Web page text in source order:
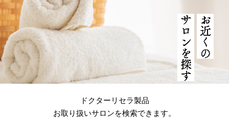
角質ケア｜ポレーシ
ョン
毛穴洗浄
毛穴洗浄＆リフトア
お近くの
サロンを探す
ドクターリセラ製品
お取り扱いサロンを検索できます。